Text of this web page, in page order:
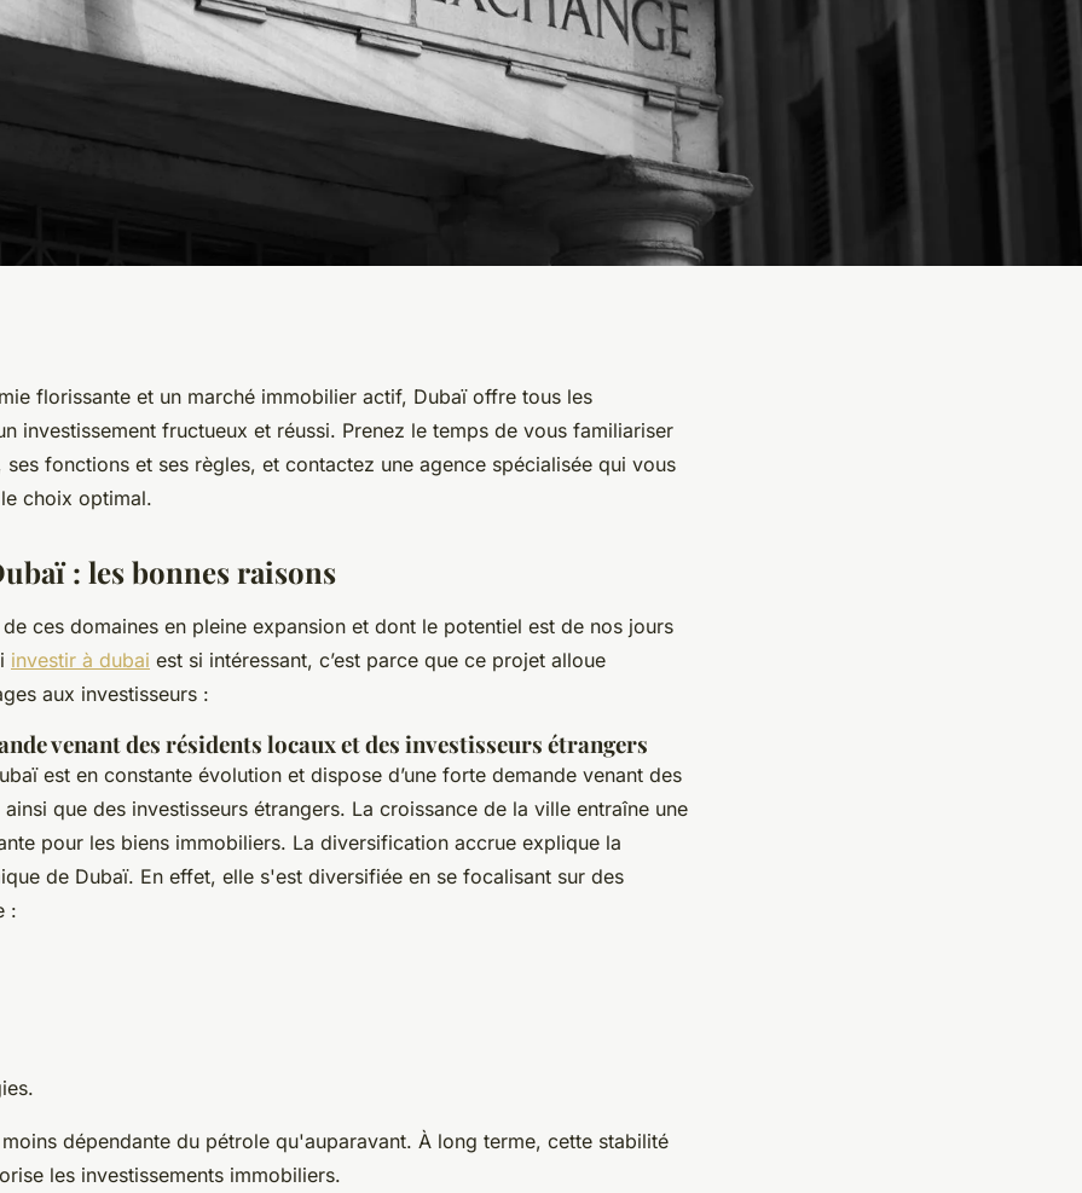
l'immobilier à
florissante et un marché immobilier actif, Dubaï offre tous les
investissement fructueux et réussi. Prenez le temps de vous familiariser
ses fonctions et ses règles, et contactez une agence spécialisée qui vous
choix optimal.
: les bonnes raisons
ces domaines en pleine expansion et dont le potentiel est de nos jours
investir à dubai est si intéressant, c’est parce que ce projet alloue
aux investisseurs :
venant des résidents locaux et des investisseurs étrangers
est en constante évolution et dispose d’une forte demande venant des
que des investisseurs étrangers. La croissance de la ville entraîne une
pour les biens immobiliers. La diversification accrue explique la
de Dubaï. En effet, elle s'est diversifiée en se focalisant sur des
:
dépendante du pétrole qu'auparavant. À long terme, cette stabilité
les investissements immobiliers.